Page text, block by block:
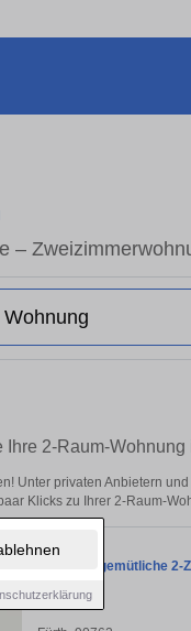
–
2-Raum-Wohnung
Unter privaten Anbietern
Klicks zu Ihrer 2-Raum-
Helle und gemütliche